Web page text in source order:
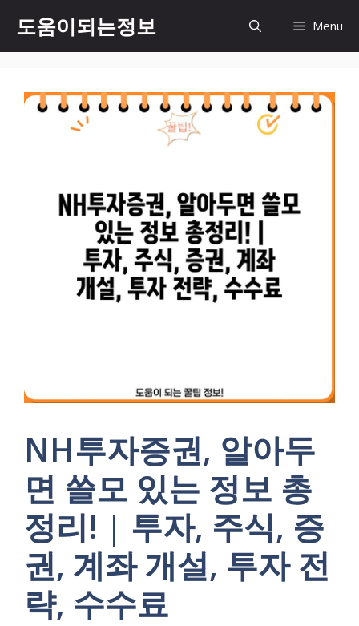
츠
도움이되는정보 Menu
NH투자증권, 알아두
면 쓸모 있는 정보 총
정리! | 투자, 주식, 증
권, 계좌 개설, 투자 전
략, 수수료